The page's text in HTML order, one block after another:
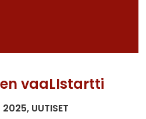
vaaLIstartti
2025 UUTISET